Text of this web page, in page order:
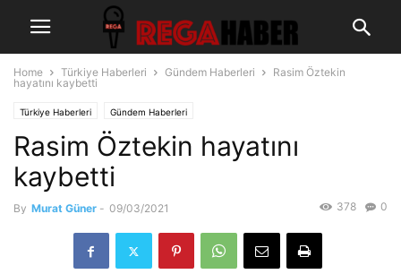
Home Türkiye Haberleri Gündem Haberleri
Rasim Öztekin
hayatını kaybetti
Türkiye Haberleri Gündem Haberleri
Rasim Öztekin hayatını
kaybetti
By Murat Güner - 09/03/2021 0
378